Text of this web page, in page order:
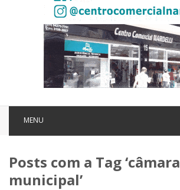
MENU
Posts com a Tag ‘câmara
municipal’